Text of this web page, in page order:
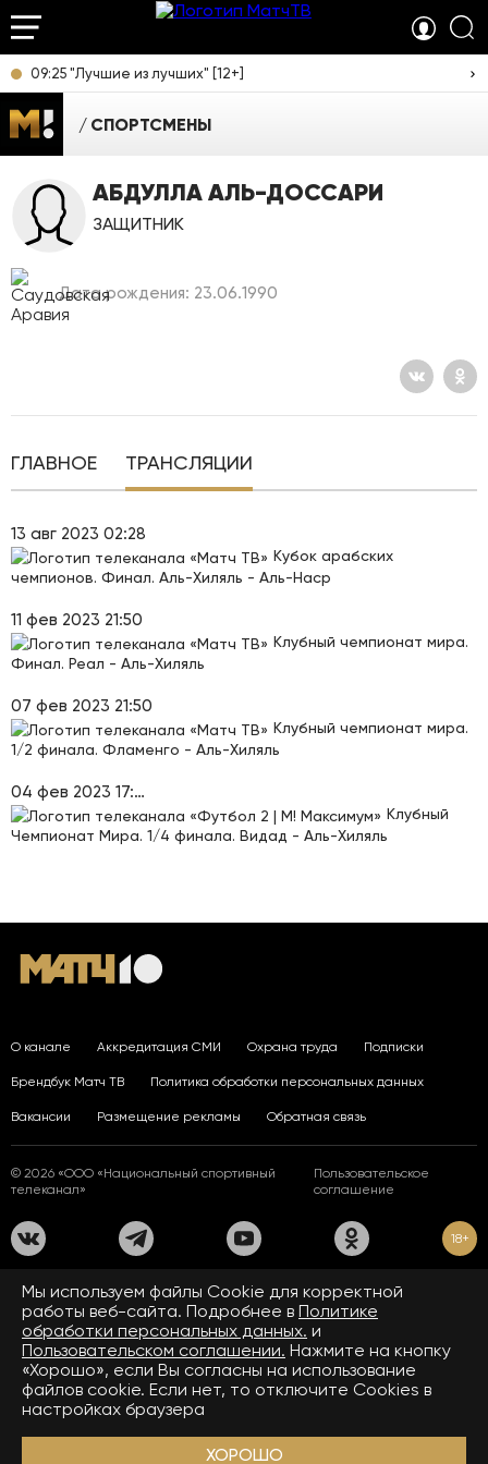
09:25 "Лучшие из лучших" [12+]
СПОРТСМЕНЫ
АБДУЛЛА АЛЬ-ДОССАРИ
ЗАЩИТНИК
Дата рождения: 23.06.1990
ГЛАВНОЕ ТРАНСЛЯЦИИ
13 авг 2023 02:28
Кубок арабских
чемпионов. Финал. Аль-Хиляль - Аль-Наср
11 фев 2023 21:50
Клубный чемпионат мира.
Финал. Реал - Аль-Хиляль
07 фев 2023 21:50
Клубный чемпионат мира.
1/2 финала. Фламенго - Аль-Хиляль
04 фев 2023 17:20
Клубный
Чемпионат Мира. 1/4 финала. Видад - Аль-Хиляль
О канале Аккредитация СМИ Охрана труда Подписки
Брендбук Матч ТВ Политика обработки персональных данных
Вакансии Размещение рекламы Обратная связь
© 2026 «ООО «Национальный спортивный
телеканал»
Пользовательское
соглашение
18+
На сайте применяются рекомендательные технологии. Подробнее
Правилах применения рекомендательных технологий.
Средство массовой информации сетевое издание «www.matchtv.ru»
зарегистрировано Федеральной службой по надзору в сфере связи,
информационных технологий и массовых коммуникаций (Роскомнадзор).
Свидетельство о регистрации средства массовой информации ЭЛ № ФС 77 - 72390
от 28.02.2018. Название — www.matchtv.ru.
Учредитель (соучредители) СМИ сетевого издания «www.matchtv.ru»: ООО
«Национальный спортивный телеканал», главный редактор СМИ сетевого издания
сетевого издания «www.matchtv.ru»:matchtv@matchtv.ru
Мы используем файлы Сookie для корректной
работы веб-сайта. Подробнее в Политике
обработки персональных данных. и
Пользовательском соглашении. Нажмите на кнопку
«Хорошо», если Вы согласны на использование
файлов cookie. Если нет, то отключите Cookies в
настройках браузера
ХОРОШО